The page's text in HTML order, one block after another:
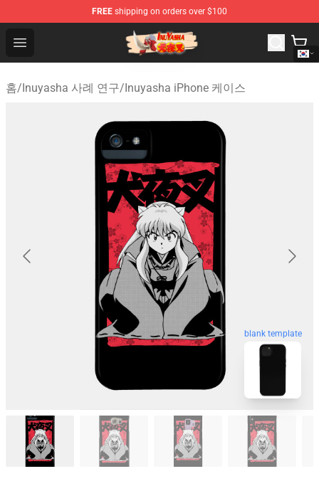
FREE shipping on orders over $100
Open menu
Inuyasha Store - Official Inuyasha Merchandise Shop
홈/Inuyasha 사례 연구/Inuyasha iPhone 케이스
blank template